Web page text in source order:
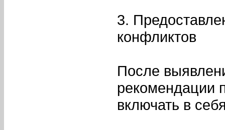
3.
конфликтов
После
рекомендации
включать в